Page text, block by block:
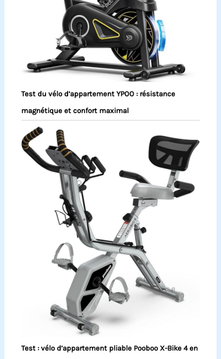
Test du vélo d’appartement YPOO : résistance
magnétique et confort maximal
Test : vélo d’appartement pliable Pooboo X-Bike 4 en